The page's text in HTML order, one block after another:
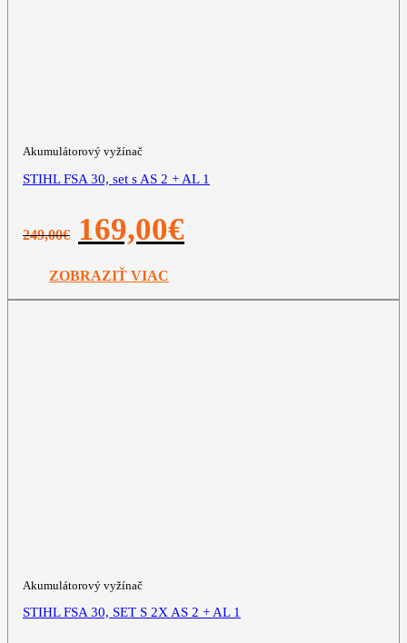
Akumulátorový vyžínač
STIHL FSA 30, set s AS 2 + AL 1
249,00€
Pôvodná
cena
249,00€.
169,00€
ZOBRAZIŤ VIAC
Akumulátorový vyžínač
STIHL FSA 30, SET S 2X AS 2 + AL 1